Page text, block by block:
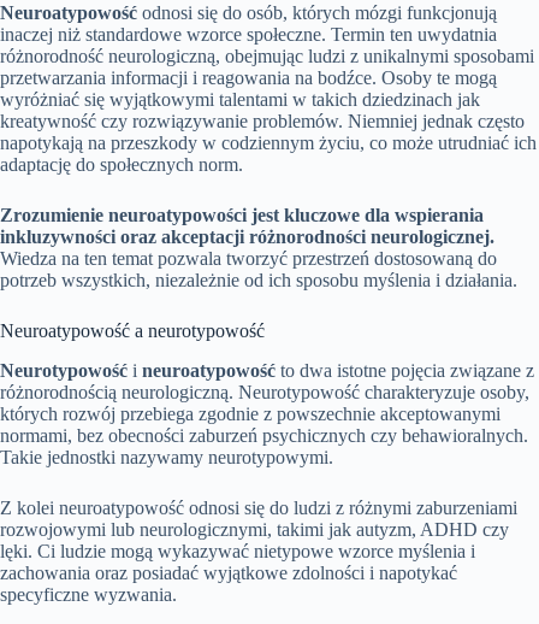
Neuroatypowość odnosi się do osób, których mózgi funkcjonują
inaczej niż standardowe wzorce społeczne. Termin ten uwydatnia
różnorodność neurologiczną, obejmując ludzi z unikalnymi sposobami
przetwarzania informacji i reagowania na bodźce. Osoby te mogą
wyróżniać się wyjątkowymi talentami w takich dziedzinach jak
kreatywność czy rozwiązywanie problemów. Niemniej jednak często
napotykają na przeszkody w codziennym życiu, co może utrudniać ich
adaptację do społecznych norm.
Zrozumienie neuroatypowości jest kluczowe dla wspierania
inkluzywności oraz akceptacji różnorodności neurologicznej.
Wiedza na ten temat pozwala tworzyć przestrzeń dostosowaną do
potrzeb wszystkich, niezależnie od ich sposobu myślenia i działania.
Neuroatypowość a neurotypowość
Neurotypowość i neuroatypowość to dwa istotne pojęcia związane z
różnorodnością neurologiczną. Neurotypowość charakteryzuje osoby,
których rozwój przebiega zgodnie z powszechnie akceptowanymi
normami, bez obecności zaburzeń psychicznych czy behawioralnych.
Takie jednostki nazywamy neurotypowymi.
Z kolei neuroatypowość odnosi się do ludzi z różnymi zaburzeniami
rozwojowymi lub neurologicznymi, takimi jak autyzm, ADHD czy
lęki. Ci ludzie mogą wykazywać nietypowe wzorce myślenia i
zachowania oraz posiadać wyjątkowe zdolności i napotykać
specyficzne wyzwania.